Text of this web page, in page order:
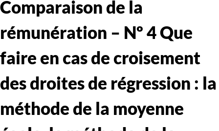
Comparaison de la
rémunération – Nº 4 Que
faire en cas de croisement
des droites de régression : la
méthode de la moyenne